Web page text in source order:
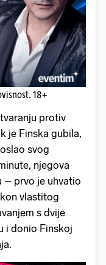
18+
protiv
je Finska gubila,
svog
njegova
– prvo je uhvatio
vlastitog
s dvije
i donio Finskoj